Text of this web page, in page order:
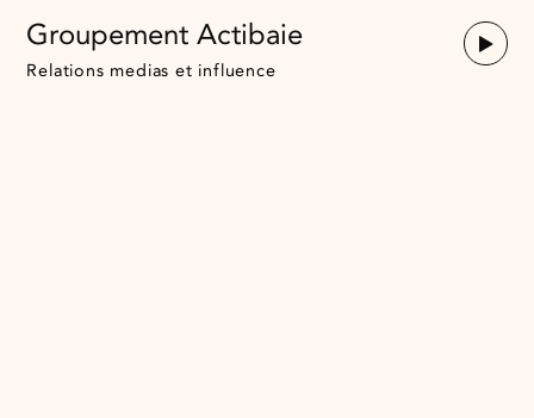
Groupement Actibaie
Relations medias et influence